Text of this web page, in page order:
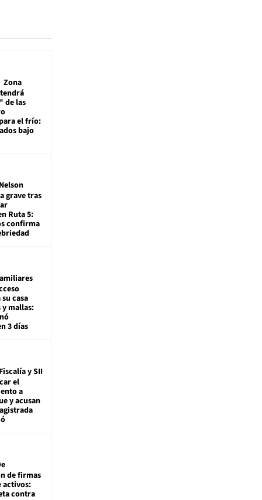
Zona
de las
el frío:
bajo
Nelson
grave tras
Ruta 5:
confirma
casa
mallas:
3 días
Fiscalía y SII
el
a
y acusan
de firmas
activos:
contra